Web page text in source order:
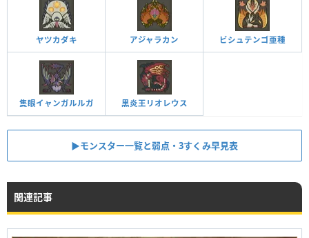
ヤツカダキ アジャラカン ビシュテンゴ亜種
隻眼イャンガルルガ 黒炎王リオレウス
▶︎モンスター一覧と弱点・3すくみ早見表
関連記事